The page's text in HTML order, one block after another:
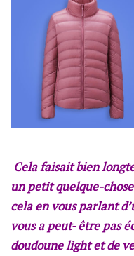
Cela faisait bien
un petit quelque-
cela en vous parlant
vous a peut- être pas
doudoune light et de